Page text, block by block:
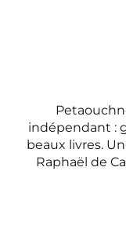
indépendant :
beaux livres.
Raphaël de